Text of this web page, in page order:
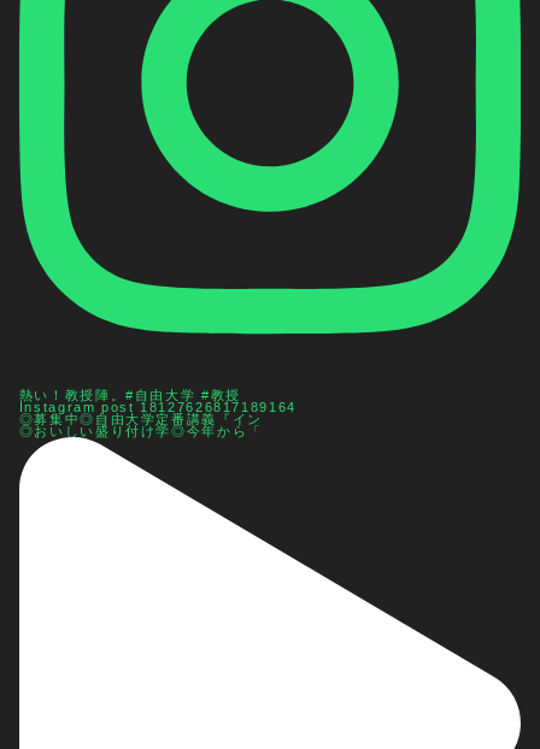
熱い！教授陣。#自由大学 #教授
Instagram post 18127626817189164
◎募集中◎自由大学定番講義『イン
◎おいしい盛り付け学◎今年から「